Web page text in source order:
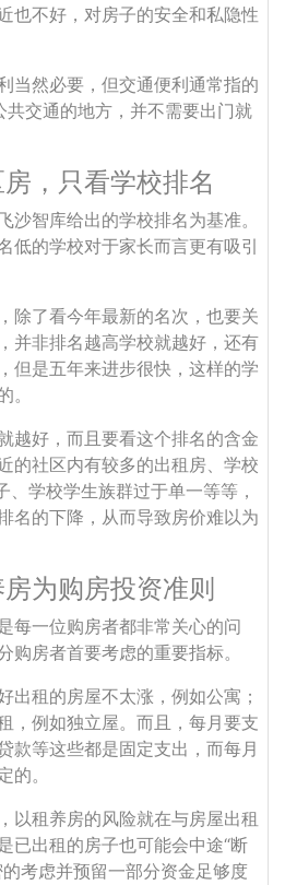
也不好，对房子的安全和私隐性
当然必要，但交通便利通常指的
交通的地方，并不需要出门就
，只看学校排名
沙智库给出的学校排名为基准。
低的学校对于家长而言更有吸引
除了看今年最新的名次，也要关
并非排名越高学校就越好，还有
但是五年来进步很快，这样的学
。
越好，而且要看这个排名的含金
的社区内有较多的出租房、学校
、学校学生族群过于单一等等，
名的下降，从而导致房价难以为
为购房投资准则
每一位购房者都非常关心的问
购房者首要考虑的重要指标。
出租的房屋不太涨，例如公寓；
，例如独立屋。而且，每月要支
款等这些都是固定支出，而每月
的。
以租养房的风险就在与房屋出租
已出租的房子也可能会中途“断
考虑并预留一部分资金足够度